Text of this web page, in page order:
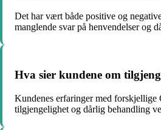
Det har vært både positive og
manglende svar på henvendelser og
Hva sier kundene om
Kundenes erfaringer med forskjellige
tilgjengelighet og dårlig behandling